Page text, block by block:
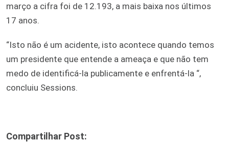
março a cifra foi de 12.193, a mais baixa nos últimos
17 anos.
“Isto não é um acidente, isto acontece quando temos
um presidente que entende a ameaça e que não tem
medo de identificá-la publicamente e enfrentá-la “,
concluiu Sessions.
Compartilhar Post: